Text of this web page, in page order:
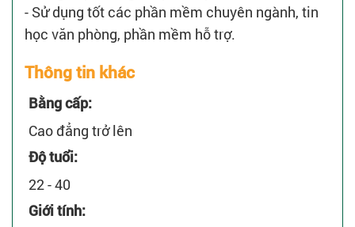
- Sử dụng tốt các phần mềm chuyên ngành, tin
học văn phòng, phần mềm hỗ trợ.
Thông tin khác
Bằng cấp:
Cao đẳng trở lên
Độ tuổi:
22 - 40
Giới tính: